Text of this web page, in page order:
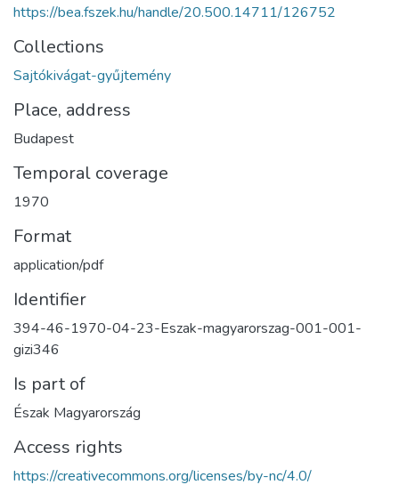
https://bea.fszek.hu/handle/20.500.14711/126752
Collections
Sajtókivágat-gyűjtemény
Place, address
Budapest
Temporal coverage
1970
Format
application/pdf
Identifier
394-46-1970-04-23-Eszak-magyarorszag-001-001-
gizi346
Is part of
Észak Magyarország
Access rights
https://creativecommons.org/licenses/by-nc/4.0/